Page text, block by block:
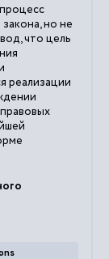
но не
что цель
реализации